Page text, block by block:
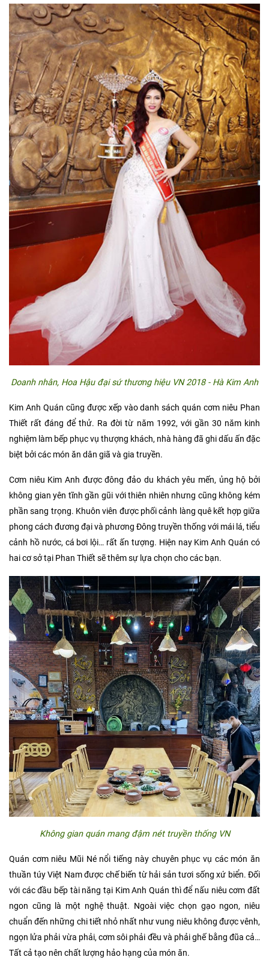
Doanh nhân, Hoa Hậu đại sứ thương hiệu VN 2018 - Hà Kim Anh
Kim Anh Quán cũng được xếp vào danh sách quán cơm niêu Phan
Thiết rất đáng để thử. Ra đời từ năm 1992, với gần 30 năm kinh
nghiệm làm bếp phục vụ thượng khách, nhà hàng đã ghi dấu ấn đặc
biệt bởi các món ăn dân giã và gia truyền.
Cơm niêu Kim Anh được đông đảo du khách yêu mến, ủng hộ bởi
không gian yên tĩnh gần gũi với thiên nhiên nhưng cũng không kém
phần sang trọng. Khuôn viên được phối cảnh làng quê kết hợp giữa
phong cách đương đại và phương Đông truyền thống với mái lá, tiểu
cảnh hồ nước, cá bơi lội… rất ấn tượng. Hiện nay Kim Anh Quán có
hai cơ sở tại Phan Thiết sẽ thêm sự lựa chọn cho các bạn.
Không gian quán mang đậm nét truyền thống VN
Quán cơm niêu Mũi Né nổi tiếng này chuyên phục vụ các món ăn
thuần túy Việt Nam được chế biến từ hải sản tươi sống xứ biển. Đối
với các đầu bếp tài năng tại Kim Anh Quán thì để nấu niêu cơm đất
ngon cũng là một nghệ thuật. Ngoài việc chọn gạo ngon, niêu
chuẩn đến những chi tiết nhỏ nhất như vung niêu không được vênh,
ngọn lửa phải vừa phải, cơm sôi phải đều và phải ghế bằng đũa cả…
Tất cả tạo nên chất lượng hảo hạng của món ăn.